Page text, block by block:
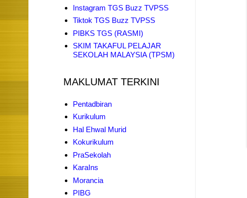
Instagram TGS Buzz TVPSS
Tiktok TGS Buzz TVPSS
PIBKS TGS (RASMI)
SKIM TAKAFUL PELAJAR
SEKOLAH MALAYSIA (TPSM)
MAKLUMAT TERKINI
Pentadbiran
Kurikulum
Hal Ehwal Murid
Kokurikulum
PraSekolah
KaraIns
Morancia
PIBG